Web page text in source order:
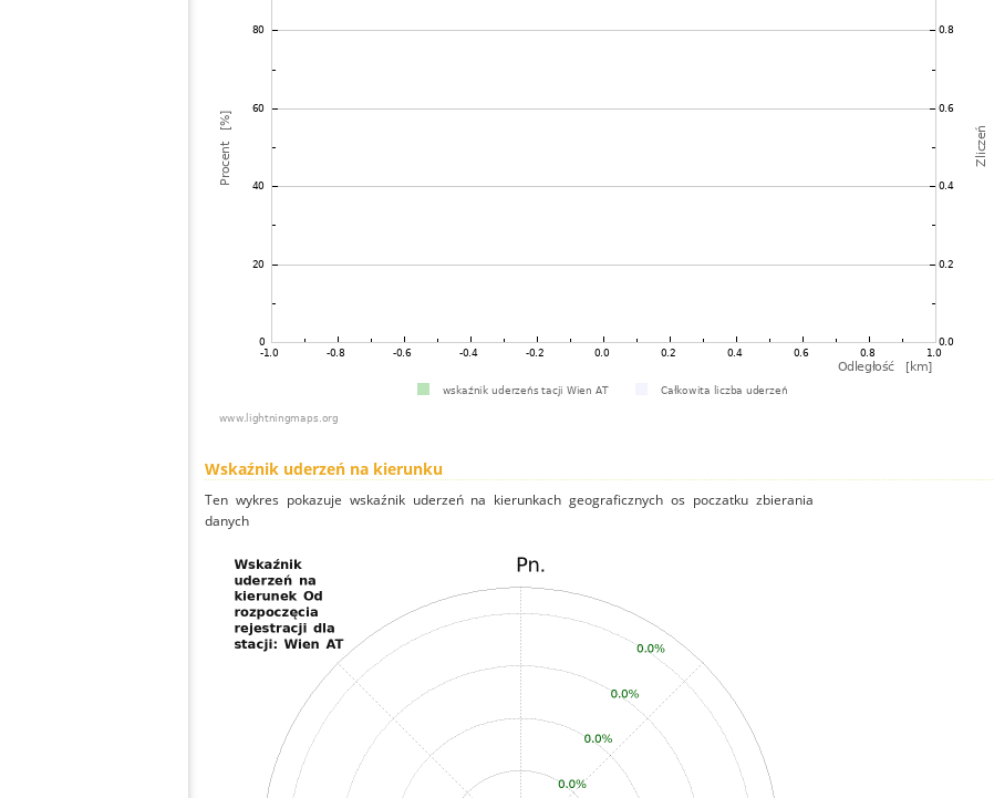
Wskaźnik uderzeń na kierunku
Ten wykres pokazuje wskaźnik uderzeń na kierunkach geograficznych os poczatku zbierania
danych